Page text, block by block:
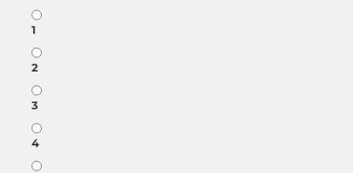
1
2
3
4